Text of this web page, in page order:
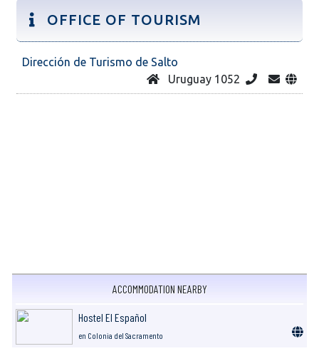
OFFICE OF TOURISM
Dirección de Turismo de Salto
Uruguay 1052
ACCOMMODATION NEARBY
Hostel El Español
en Colonia del Sacramento